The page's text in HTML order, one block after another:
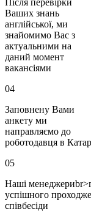
Після перевірки
Ваших знань
англійської, ми
знайомимо Вас з
актуальними на
даний момент
вакансіями
04
Заповнену Вами
анкету ми
направляємо до
роботодавця в Катар
05
Наші
успішного
співбесіди